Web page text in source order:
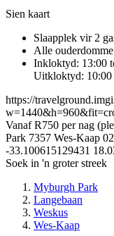
Sien kaart
Slaapplek vir 2
Alle
Inkloktyd: 13:00
Uitkloktyd: 10:00
https://
Vanaf R750 per nag
Park 7357 Wes-Kaap
-33.100615129431
Soek in 'n groter streek
Myburgh Park
Langebaan
Weskus
Wes-Kaap